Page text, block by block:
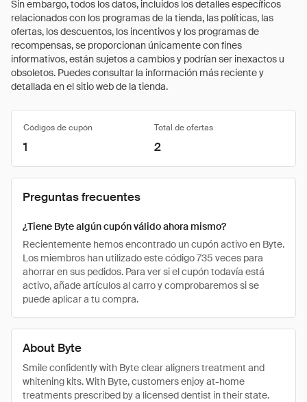
Sin embargo, todos los datos, incluidos los detalles específicos
relacionados con los programas de la tienda, las políticas, las
ofertas, los descuentos, los incentivos y los programas de
recompensas, se proporcionan únicamente con fines
informativos, están sujetos a cambios y podrían ser inexactos u
obsoletos. Puedes consultar la información más reciente y
detallada en el sitio web de la tienda.
About Byte
Smile confidently with Byte clear aligners treatment and
whitening kits. With Byte, customers enjoy at-home
treatments prescribed by a licensed dentist in their state.
Códigos de cupón Total de ofertas
1 2
Preguntas frecuentes
¿Tiene Byte algún cupón válido ahora mismo?
Recientemente hemos encontrado un cupón activo en Byte.
Los miembros han utilizado este código 735 veces para
ahorrar en sus pedidos. Para ver si el cupón todavía está
activo, añade artículos al carro y comprobaremos si se
puede aplicar a tu compra.